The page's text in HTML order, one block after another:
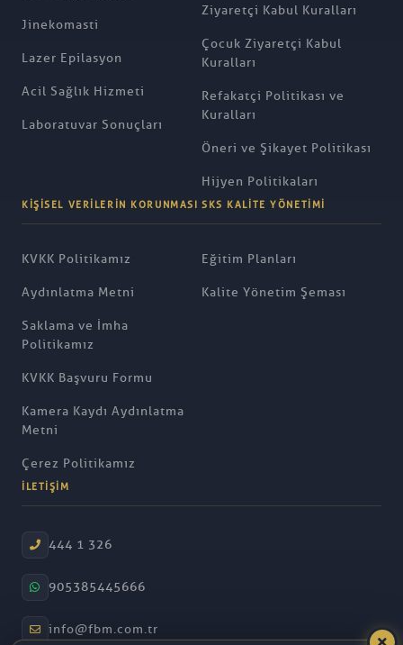
Jinekomasti
Lazer Epilasyon
Acil Sağlık Hizmeti
Laboratuvar Sonuçları
Ziyaretçi Kabul Kuralları
Çocuk Ziyaretçi Kabul
Kuralları
Refakatçi Politikası ve
Kuralları
Öneri ve Şikayet Politikası
Hijyen Politikaları
KIŞISEL VERILERIN KORUNMASI
KVKK Politikamız
Aydınlatma Metni
Saklama ve İmha
Politikamız
KVKK Başvuru Formu
Kamera Kaydı Aydınlatma
Metni
Çerez Politikamız
SKS KALITE YÖNETIMI
Eğitim Planları
Kalite Yönetim Şeması
İLETIŞIM
444 1 326
905385445666
info@fbm.com.tr